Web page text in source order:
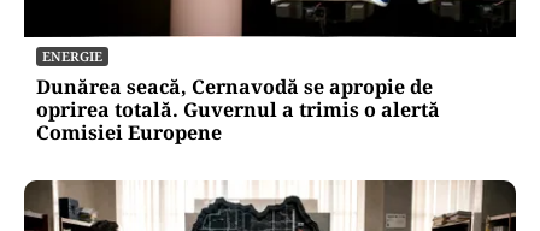
ENERGIE
Dunărea seacă, Cernavodă se apropie de
oprirea totală. Guvernul a trimis o alertă
Comisiei Europene